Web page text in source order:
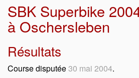
SBK Superbike
à Oschersleben
Résultats
Course disputée30 mai 2004.